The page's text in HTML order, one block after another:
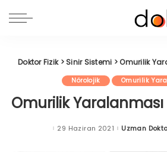
Doktor Fizik>Sinir Sistemi > Omurilik
Nörolojik Omurilik
Omurilik
29 Haziran 2021 Posted
Uzman